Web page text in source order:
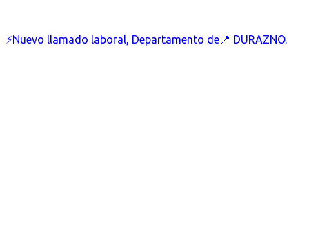
⚡Nuevo llamado laboral, Departamento de📍 DURAZNO.